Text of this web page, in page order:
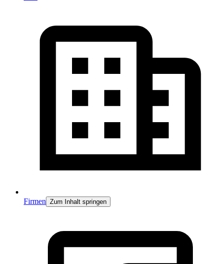
Firmen Zum Inhalt springen